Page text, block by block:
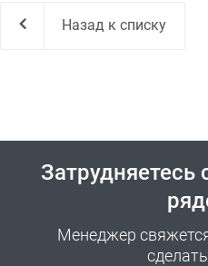
Назад к списку
Менеджер